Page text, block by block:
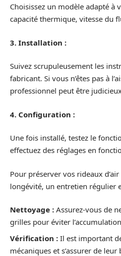
Choisissez un modèle adapté à
capacité thermique, vitesse du
3. Installation :
Suivez scrupuleusement les
fabricant. Si vous n’êtes pas à
professionnel peut être
4. Configuration :
Une fois installé, testez le
effectuez des réglages en
Pour préserver vos rideaux
longévité, un entretien régulier
Nettoyage : Assurez-vous de
grilles pour éviter
Vérification : Il est important
mécaniques et s’assurer de